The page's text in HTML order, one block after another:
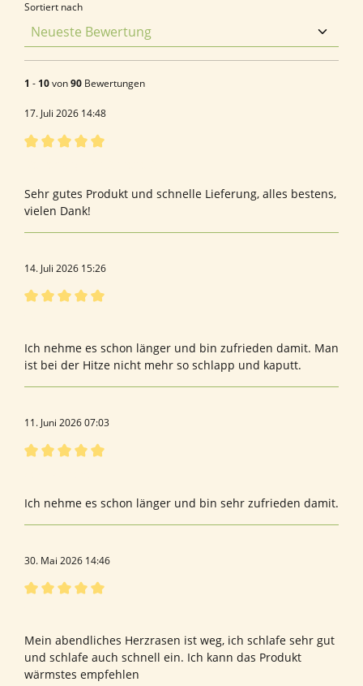
Sortiert nach
1 - 10von90 Bewertungen
17. Juli 2026 14:48
Sehr gutes Produkt und schnelle Lieferung, alles bestens,
vielen Dank!
14. Juli 2026 15:26
Ich nehme es schon länger und bin zufrieden damit. Man
ist bei der Hitze nicht mehr so schlapp und kaputt.
11. Juni 2026 07:03
Ich nehme es schon länger und bin sehr zufrieden damit.
30. Mai 2026 14:46
Mein abendliches Herzrasen ist weg, ich schlafe sehr gut
und schlafe auch schnell ein. Ich kann das Produkt
wärmstes empfehlen